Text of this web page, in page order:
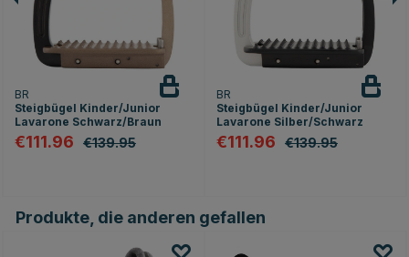
BR
Steigbügel Kinder/Junior
Lavarone Schwarz/Braun
€111.96 €139.95
BR
Steigbügel Kinder/Junior
Lavarone Silber/Schwarz
€111.96 €139.95
Produkte, die anderen gefallen